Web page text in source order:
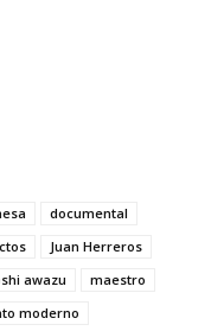
documental
Juan Herreros
awazu
maestro
moderno